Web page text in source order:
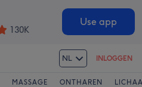
130K
Use app
NL INLOGGEN
MASSAGE ONTHAREN